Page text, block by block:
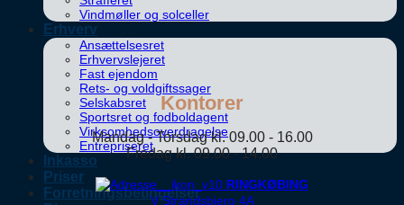
Vindmøller og solceller
Erhverv
Ansættelsesret
Erhvervslejeret
Fast ejendom
Rets- og voldgiftssager
Selskabsret
Sportsret og fodboldagent
Virksomhedsoverdragelse
Entrepriseret
Inkasso
Priser
Forretningsbetingelser
Kontorer
Mandag - Torsdag kl. 09.00 - 16.00
Fredag kl. 09.00 - 14.00
RINGKØBING
V Strandsbjerg 4A